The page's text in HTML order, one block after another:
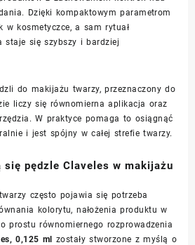
Dzięki kompaktowym parametrom
w kosmetyczce, a sam rytuał
staje się szybszy i bardziej
do makijażu twarzy, przeznaczony do
liczy się równomierna aplikacja oraz
W praktyce pomaga to osiągnąć
i jest spójny w całej strefie twarzy.
się pędzle Claveles w makijażu
często pojawia się potrzeba
kolorytu, nałożenia produktu w
prostu równomiernego rozprowadzenia
0,125 ml zostały stworzone z myślą o